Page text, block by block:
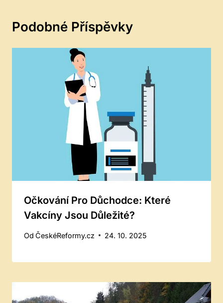
Podobné Příspěvky
Očkování Pro Důchodce: Které
Vakcíny Jsou Důležité?
Od ČeskéReformy.cz 24. 10. 2025